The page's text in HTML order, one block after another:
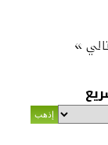
»